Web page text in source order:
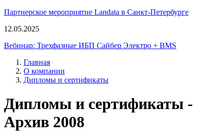
Партнерское мероприятие Landata в Санкт-Петербурге
12.05.2025
Вебинар: Трехфазные ИБП Сайбер Электро + BMS
Главная
О компании
Дипломы и сертификаты
Дипломы и сертификаты -
Архив 2008